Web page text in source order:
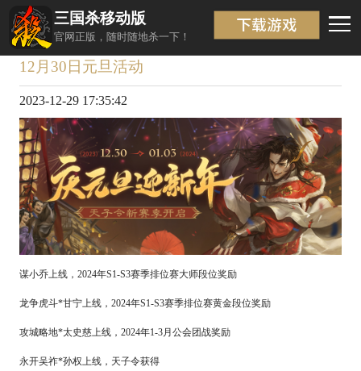
三国杀移动版
官网正版，随时随地杀一下！
返回
12月30日元旦活动
2023-12-29 17:35:42
谋小乔上线， 2024年S1-S3赛季排位赛大师段位奖励
龙争虎斗*甘宁上线，2024年S1-S3赛季排位赛黄金段位奖励
攻城略地*太史慈上线，2024年1-3月公会团战奖励
永开吴祚*孙权上线，天子令获得